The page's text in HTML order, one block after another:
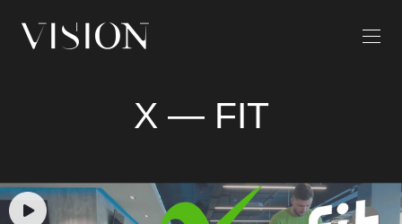
X — FIT